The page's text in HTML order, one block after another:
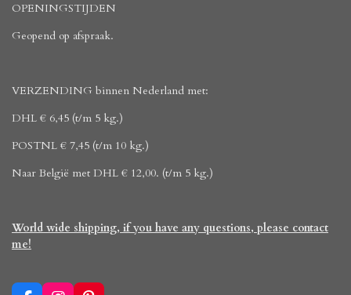
OPENINGSTIJDEN
Geopend op afspraak.
VERZENDING binnen Nederland met:
DHL € 6,45 (t/m 5 kg.)
POSTNL € 7,45 (t/m 10 kg.)
Naar België met DHL € 12,00. (t/m 5 kg.)
World wide shipping, if you have any questions, please contact
me!